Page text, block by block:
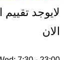
لايوجد
الان